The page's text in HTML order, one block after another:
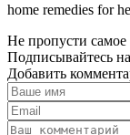
home remedies for
Не пропусти самое
Подписывайтесь
Добавить